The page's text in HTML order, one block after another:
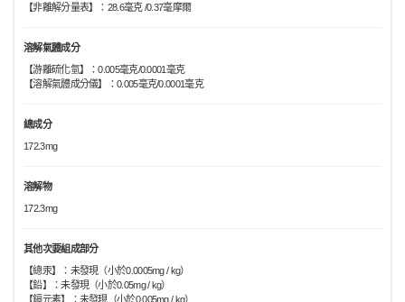
【非離解分量表】：28.6毫克 /0.37毫摩爾
溶解氣體成分
【游離硫化氫】：0.005毫克/0.0001毫克
【溶解氣體成分儀】：0.005毫克/0.0001毫克
總成分
172.3mg
溶解物
172.3mg
其他次要組成部分
【總汞】：未發現（小於0.0005mg / kg）
【鉛】：未發現（小於0.05mg / kg）
【鎘元素】：未發現（小於0.005mg / kg）